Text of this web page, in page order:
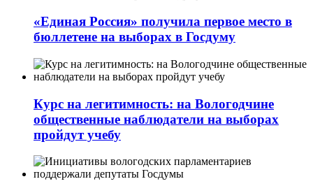
«Единая Россия» получила первое место в
бюллетене на выборах в Госдуму
Курс на легитимность: на Вологодчине
общественные наблюдатели на выборах
пройдут учебу